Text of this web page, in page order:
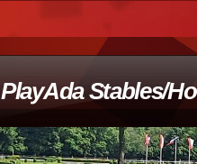
PlayAda Stables/